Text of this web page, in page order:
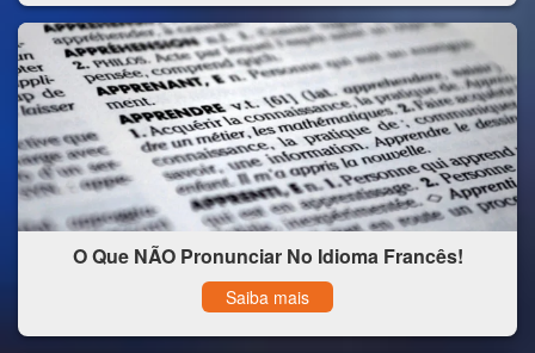
O Que NÃO Pronunciar No Idioma Francês!
Saiba mais